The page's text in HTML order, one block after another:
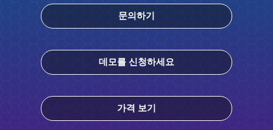
문의하기
데모를 신청하세요
가격 보기